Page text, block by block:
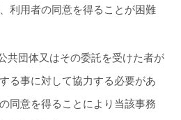
利用者の同意を得ることが困難
共団体又はその委託を受けた者が
る事に対して協力する必要があ
同意を得ることにより当該事務